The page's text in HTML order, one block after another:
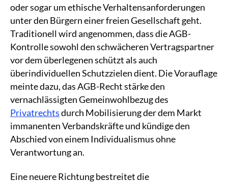
oder sogar um ethische Verhaltensanforderungen
unter den Bürgern einer freien Gesellschaft geht.
Traditionell wird angenommen, dass die AGB-
Kontrolle sowohl den schwächeren Vertragspartner
vor dem überlegenen schützt als auch
überindividuellen Schutzzielen dient. Die Vorauflage
meinte dazu, das AGB-Recht stärke den
vernachlässigten Gemeinwohlbezug des
Privatrechtsdurch Mobilisierung der dem Markt
immanenten Verbandskräfte und kündige den
Abschied von einem Individualismus ohne
Verantwortung an.
Eine neuere Richtung bestreitet die